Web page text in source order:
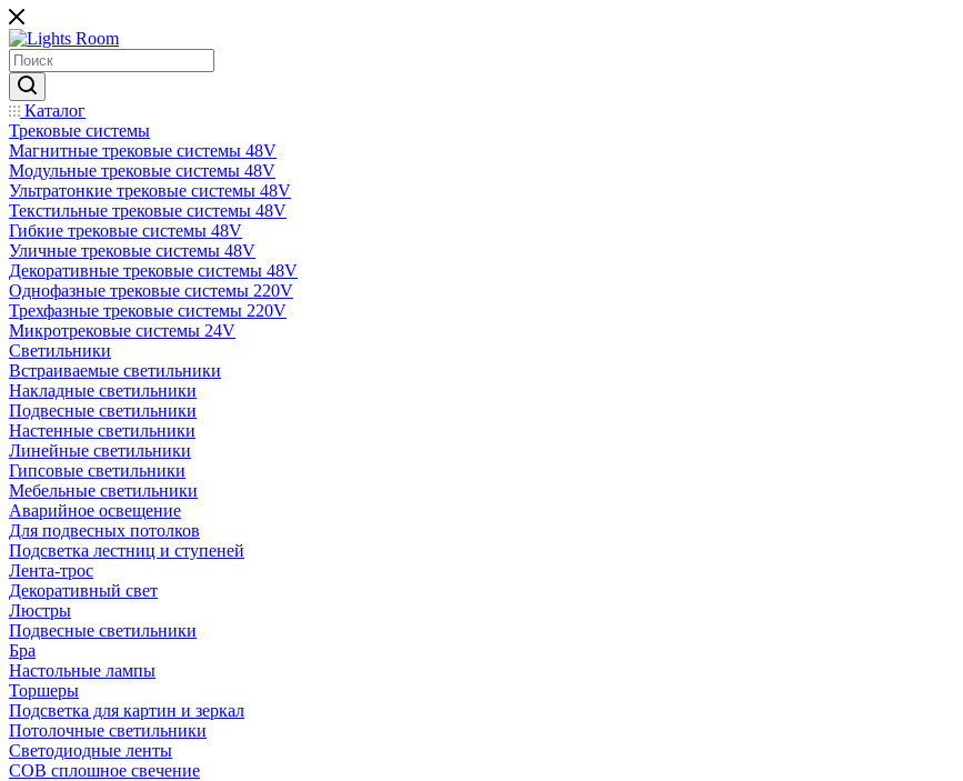
Каталог
Трековые системы
Магнитные трековые системы 48V
Модульные трековые системы 48V
Ультратонкие трековые системы 48V
Текстильные трековые системы 48V
Гибкие трековые системы 48V
Уличные трековые системы 48V
Декоративные трековые системы 48V
Однофазные трековые системы 220V
Трехфазные трековые системы 220V
Микротрековые системы 24V
Светильники
Встраиваемые светильники
Накладные светильники
Подвесные светильники
Настенные светильники
Линейные светильники
Гипсовые светильники
Мебельные светильники
Аварийное освещение
Для подвесных потолков
Подсветка лестниц и ступеней
Лента-трос
Декоративный свет
Люстры
Подвесные светильники
Бра
Настольные лампы
Торшеры
Подсветка для картин и зеркал
Потолочные светильники
Светодиодные ленты
COB сплошное свечение